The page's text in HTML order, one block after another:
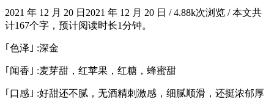
2021 年 12 月 20 日 2021 年 12 月 20 日 /4.88k次浏览 /本文共
计167个字，预计阅读时长1分钟。
｢色泽｣ :深金
｢闻香｣ :麦芽甜，红苹果，红糖，蜂蜜甜
｢口感｣ :好甜还不腻，无酒精刺激感，细腻顺滑，还挺浓郁厚